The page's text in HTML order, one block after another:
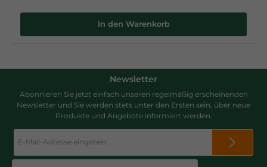
In den Warenkorb
Newsletter
Abonnieren Sie jetzt einfach unseren regelmäßig erscheinenden
Newsletter und Sie werden stets unter den Ersten sein, über neue
Produkte und Angebote informiert werden.
Mail-
Adresse
*